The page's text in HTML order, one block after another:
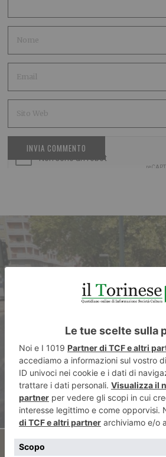
ARTICOLO
“Nasi” in cemento
incidenti